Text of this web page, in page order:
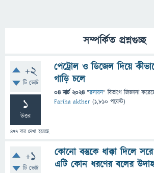
সম্পর্কিত প্রশ্নগুচ্ছ
+2
টি ভোট
1
উত্তর
477 বার দেখা হয়েছে
পেট্রোল ও ডিজেল দিয়ে
গাড়ি চলে
04 মার্চ 2024 "রসায়ন" বিভাগে জিজ্ঞাসা
Fariha akther (1,810 পয়েন্ট)
+1
টি ভোট
কোনো বস্তুকে ধাক্কা দিলে
এটি কোন ধরণের বলের